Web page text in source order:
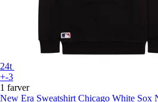
24t
+-3
1 farver
New Era Sweatshirt Chicago White Sox